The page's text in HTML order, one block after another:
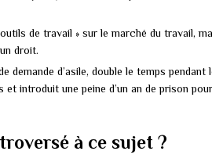
de travail » sur le marché du travail,
droit.
demande d’asile, double le temps
introduit une peine d’un an de prison
à ce sujet ?